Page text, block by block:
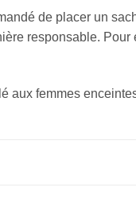
de placer un
responsable.
aux femmes